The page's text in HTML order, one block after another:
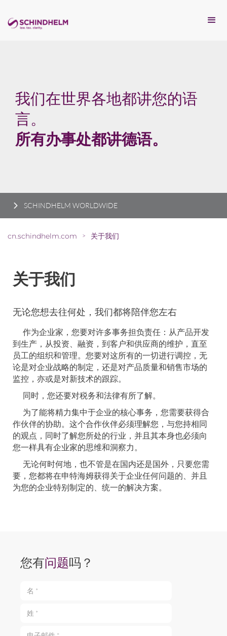
我们在世界各地都讲您的语
言。
所有办事处都讲德语。
SCHINDHELM WORLDWIDE
cn.schindhelm.com > 关于我们
关于我们
无论您想去往何处，我们都将陪伴您左右
作为企业家，您要对许多事务担负责任：从产品开发
到生产，从投资、融资，到客户和供应商的维护，直至
员工的组织和管理。您要对这所有的一切进行调控，无
论是对企业战略的制定，还是对产品质量和销售市场的
监控，亦或是对新技术的跟踪。
同时，您还要对税务和法律有所了解。
为了能将精力集中于企业的核心事务，您需要获得合
作伙伴的协助。这个合作伙伴必须理解您，与您持相同
的观点，同时了解您所处的行业，并且其本身也必须向
您一样具有企业家的思维和洞察力。
无论何时何地，也不管是在国内还是国外，只要您需
要，您都将在申特海姆获得关于企业任何问题的、并且
为您的企业特别制定的、统一的解决方案。
您有问题吗？
电子邮件 *